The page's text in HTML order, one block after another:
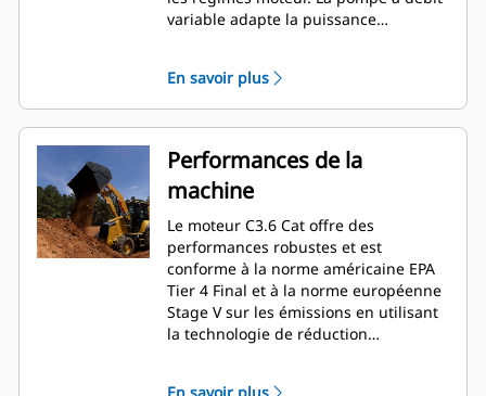
(SAHR, Spring Applied Hydraulically
variable adapte la puissance
au conducteur de régler le débit
auxiliaire de la chargeuse et de la
pelle rétro en fonction des
spécifications de l'équipement, de
programmer le limiteur et le retour à
l'angle de cavage du godet de la
chargeuse et d'activer le levage
parallèle.
En savoir plus
Performances de la
machine
Le moteur C3.6 Cat offre des
performances robustes et est
conforme à la norme américaine EPA
Tier 4 Final et à la norme européenne
Stage V sur les émissions en utilisant
la technologie de réduction